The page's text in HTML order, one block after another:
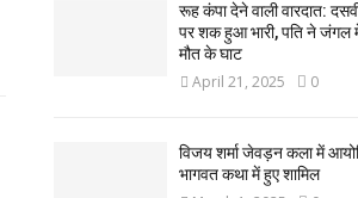
रूह कंपा देने वाली वारदात:
पर शक हुआ भारी, पति ने जंगल
मौत के घाट
April 21, 2025 0
विजय शर्मा जेवड़न कला में
भागवत कथा में हुए शामिल